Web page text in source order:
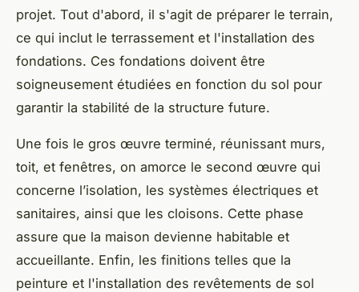
projet. Tout d'abord, il s'agit de préparer le terrain,
ce qui inclut le terrassement et l'installation des
fondations. Ces fondations doivent être
soigneusement étudiées en fonction du sol pour
garantir la stabilité de la structure future.
Une fois le gros œuvre terminé, réunissant murs,
toit, et fenêtres, on amorce le second œuvre qui
concerne l’isolation, les systèmes électriques et
sanitaires, ainsi que les cloisons. Cette phase
assure que la maison devienne habitable et
accueillante. Enfin, les finitions telles que la
peinture et l'installation des revêtements de sol